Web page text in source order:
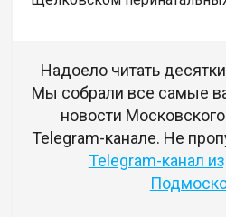
Надоело читать
Мы собрали все самые
новости
Telegram-канале. Не
Telegram-канал